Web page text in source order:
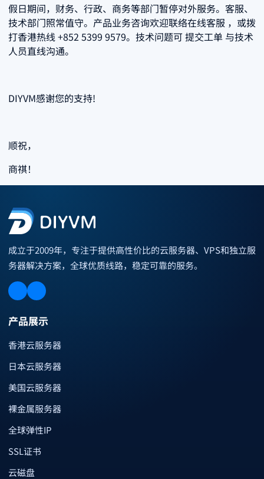
假日期间，财务、行政、商务等部门暂停对外服务。客服、
技术部门照常值守。产品业务咨询欢迎联络在线客服 ，或拨
打香港热线 +852 5399 9579。技术问题可 提交工单 与技术
人员直线沟通。
DIYVM感谢您的支持!
顺祝，
商祺！
成立于2009年，专注于提供高性价比的云服务器、VPS和独立服
务器解决方案，全球优质线路，稳定可靠的服务。
产品展示
香港云服务器
日本云服务器
美国云服务器
裸金属服务器
全球弹性IP
SSL证书
云磁盘